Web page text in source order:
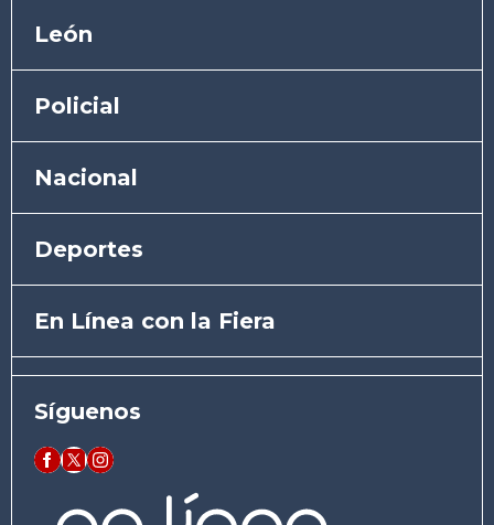
León
Policial
Nacional
Deportes
En Línea con la Fiera
Síguenos